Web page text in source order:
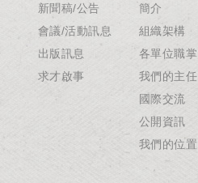
新聞稿/公告
會議/活動訊息
出版訊息
求才啟事
簡介
組織架構
各單位職掌
我們的主任
國際交流
公開資訊
我們的位置